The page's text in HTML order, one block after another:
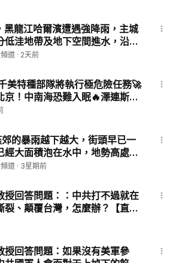
614-3989 ；talkdjy@gmail.com--- 若
手真實資訊，卻又無法自由表達心聲，
的傳播窗口，將您看到、聽到的最新情
給予全力的支持與幫助！
www.epochtimes.com​
www.ntdtv.com
zh-TW/channel/
龍江哈爾濱遭遇強降雨，主城
低洼地帶及地下空間進水，沿台
員搶救物品，並臨時架設金屬
觸電危險。｜#中國新聞 新唐人
道 · 2天前
美特種部隊將執行極危險任務🚀
！中南海恐難入眠🔥澤連斯基
林姆林宮?💥烏軍打崩俄機械化
的暴雨越下越大，街頭早已一
經大面積泡在水中，地勢高處，
人抱怨，一下大雨，燕郊就要
道 · 3星期前
授回答問題：：中共打不過就在
裂、顛覆台灣，怎麼辦？【直播
｜大時局 @GoodMorning-
授回答問題：如果沒有美軍參